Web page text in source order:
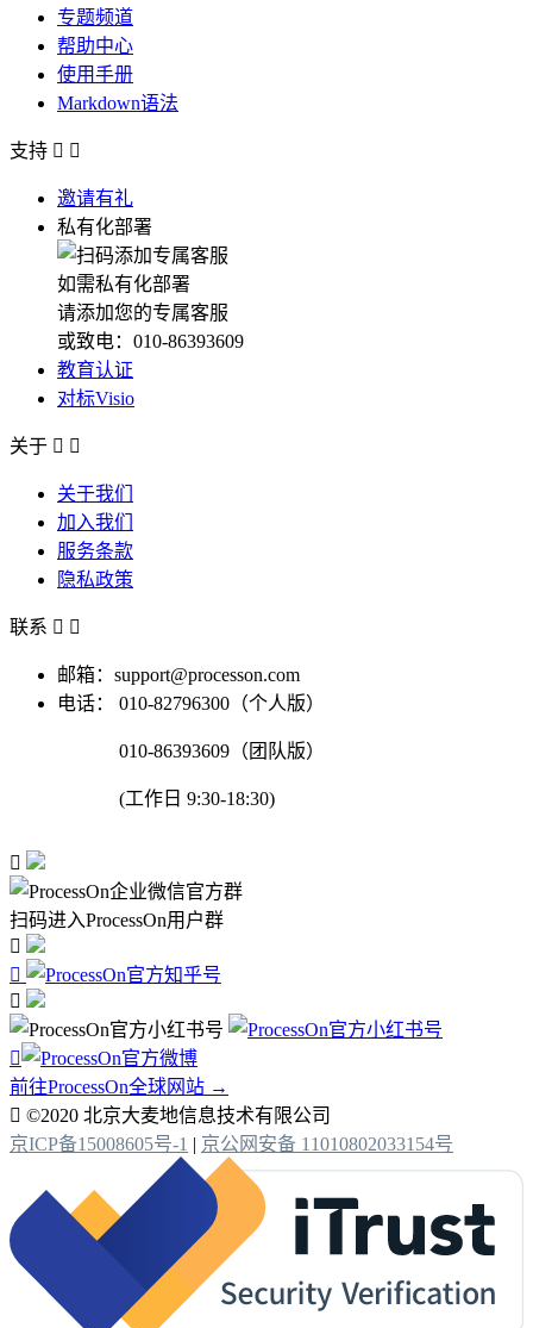
专题频道
帮助中心
使用手册
Markdown语法
支持  
邀请有礼
私有化部署
如需私有化部署
请添加您的专属客服
或致电：010-86393609
教育认证
对标Visio
关于  
关于我们
加入我们
服务条款
隐私政策
联系  
邮箱：support@processon.com
电话：
010-82796300（个人版）
010-86393609（团队版）
(工作日 9:30-18:30)

扫码进入ProcessOn用户群




前往ProcessOn全球网站 →
 ©2020 北京大麦地信息技术有限公司
京ICP备15008605号-1 | 京公网安备 11010802033154号